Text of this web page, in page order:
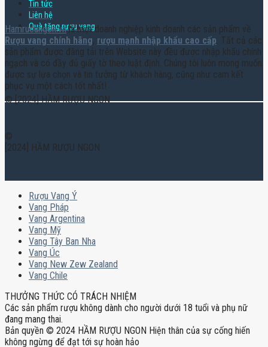
Tin tức
Liên hệ
Quà tặng rượu vang
Hamruoungon.vnlà một doanh nghiệp kinh doanh các sản phẩm về
Rượu vang chính hãng, rượu mạnh nhập khẩu cao cấp. Tất cả các
sản phẩm được đăng tải trên Website này đều được nhập khẩu chính
ngạch và có đầy đủ giấy tờ theo luật định. Chúng tôi luôn mong muốn
được sự lựa chọn và tin tưởng từ khách hàng, cũng như cam kết
phục vụ một cách tốt nhất!
© [2024] HẦM RƯỢU NGON
©
[2024] HẦM RƯỢU NGON
Rượu Vang Ý
Vang Pháp
Vang Argentina
Vang Mỹ
Vang Tây Ban Nha
Vang Úc
Vang New Zew Zealand
Vang Chile
THƯỞNG THỨC CÓ TRÁCH NHIỆM
Các sản phẩm rượu không dành cho người dưới 18 tuổi và phụ nữ
đang mang thai.
Bản quyền © 2024 HẦM RƯỢU NGON Hiện thân của sự cống hiến
không ngừng để đạt tới sự hoàn hảo